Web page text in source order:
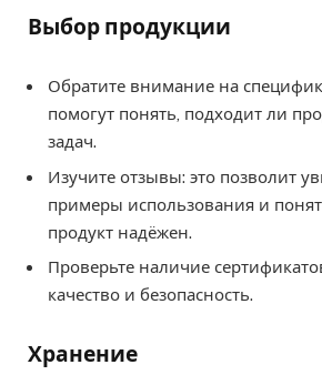
Выбор продукции
Обратите внимание на
помогут понять, подходит ли
задач.
Изучите отзывы: это позволит
примеры использования и
продукт надёжен.
Проверьте наличие
качество и безопасность.
Хранение